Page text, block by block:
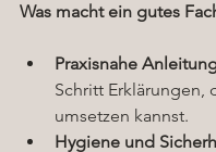
Was macht ein gutes
Praxisnahe
Schritt Erklärungen,
umsetzen kannst.
Hygiene und